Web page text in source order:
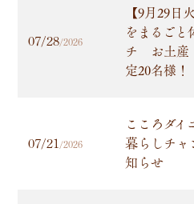
07/28/2026
【9月29日
をまるご
チ お土産
定20名様！
07/21 /2026
こころダ
暮らしチャ
知らせ